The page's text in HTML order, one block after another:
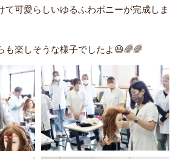
て可愛らしいゆるふわポニーが完成しま
も楽しそうな様子でしたよ😆🌈🌈